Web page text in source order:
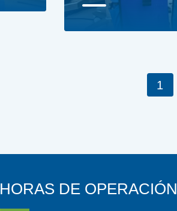
1
HORAS DE OPERACIÓN